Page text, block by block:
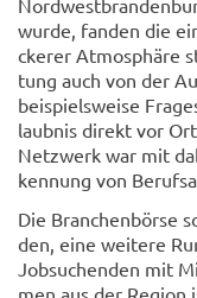
wurde, fan­den die
cke­rer At­mo­sphä­re
tung auch von der
bei­spiels­wei­se
laub­nis di­rekt vor
Netzwerk war mit
ken­nung von
Die Bran­chen­bör­se
den, eine wei­te­re
Job­su­chen­den mit
men aus der Re­gi­on